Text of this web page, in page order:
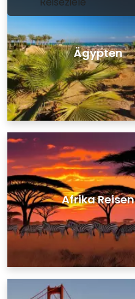
Ägypten
Afrika Reisen